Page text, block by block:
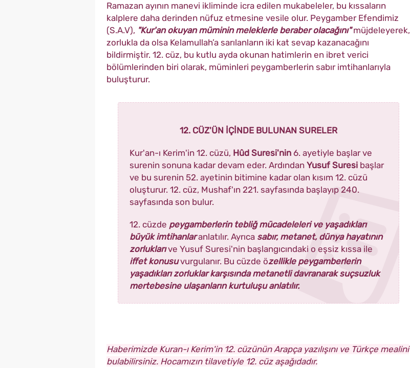
Ramazan ayının manevi ikliminde icra edilen mukabeleler, bu kıssaların
kalplere daha derinden nüfuz etmesine vesile olur. Peygamber Efendimiz
(S.A.V), "Kur'an okuyan müminin meleklerle beraber olacağını"müjdeleyerek,
zorlukla da olsa Kelamullah’a sarılanların iki kat sevap kazanacağını
bildirmiştir. 12. cüz, bu kutlu ayda okunan hatimlerin en ibret verici
bölümlerinden biri olarak, müminleri peygamberlerin sabır imtihanlarıyla
buluşturur.
12. CÜZ'ÜN İÇİNDE BULUNAN SURELER
Kur'an-ı Kerim'in 12. cüzü, Hûd Suresi'nin 6. ayetiyle başlar ve
surenin sonuna kadar devam eder. Ardından Yusuf Suresi başlar
ve bu surenin 52. ayetinin bitimine kadar olan kısım 12. cüzü
oluşturur. 12. cüz, Mushaf'ın 221. sayfasında başlayıp 240.
sayfasında son bulur.
12. cüzde peygamberlerin tebliğ mücadeleleri ve yaşadıkları
büyük imtihanlaranlatılır. Ayrıca sabır, metanet, dünya hayatının
zorluklarıve Yusuf Suresi'nin başlangıcındaki o eşsiz kıssa ile
iffet konusuvurgulanır. Bu cüzde özellikle peygamberlerin
yaşadıkları zorluklar karşısında metanetli davranarak suçsuzluk
mertebesine ulaşanların kurtuluşu anlatılır.
Haberimizde Kuran-ı Kerim'in 12. cüzünün Arapça yazılışını ve Türkçe mealini
bulabilirsiniz. Hocamızın tilavetiyle 12. cüz aşağıdadır.